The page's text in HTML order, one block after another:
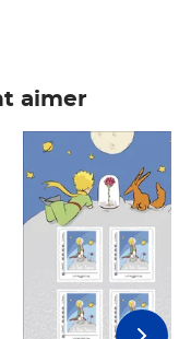
aimer
7,50€